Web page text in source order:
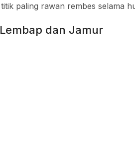
paling rawan rembes selama
dan Jamur